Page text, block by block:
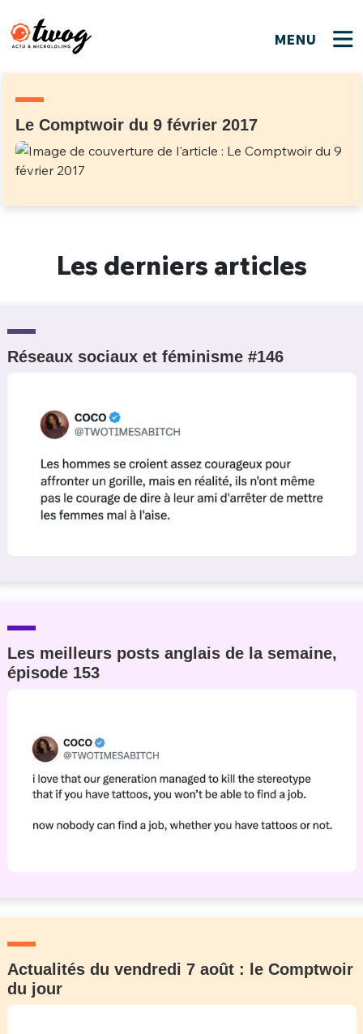
MENU
Le Comptwoir du 9 février 2017
Les derniers articles
Réseaux sociaux et féminisme #146
Les meilleurs posts anglais de la semaine,
épisode 153
Actualités du vendredi 7 août : le Comptwoir
du jour
Bienvenue !
JE M'INSCRIS
PSEUDO*
EMAIL*
PASSWORD*
JE M'INSCRIS
CONNEXION
FERMER
Que souhaitez-vous proposer ?
Quelques tweets
C'EST PARTI
Ma propre sélection
ME CONNECTER